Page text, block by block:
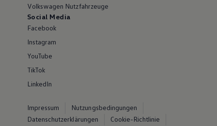
Volkswagen Nutzfahrzeuge
Social Media
Facebook
Instagram
YouTube
TikTok
LinkedIn
Impressum
Nutzungsbedingungen
Datenschutzerklärungen
Cookie-Richtlinie